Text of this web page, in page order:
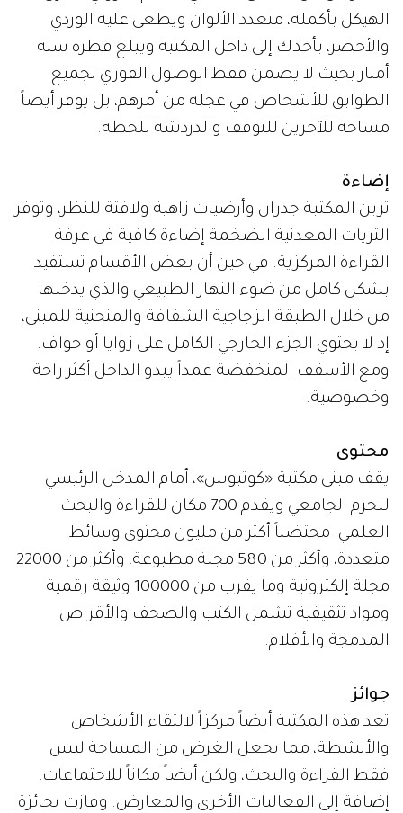
الهيكل بأكمله، متعدد الألوان ويطغى عليه الوردي
والأخضر، يأخذك إلى داخل المكتبة ويبلغ قطره ستة
أمتار بحيث لا يضمن فقط الوصول الفوري لجميع
الطوابق للأشخاص في عجلة من أمرهم، بل يوفر أيضاً
مساحة للآخرين للتوقف والدردشة للحظة.
إضاءة
تزين المكتبة جدران وأرضيات زاهية ولافتة للنظر، وتوفر
الثريات المعدنية الضخمة إضاءة كافية في غرفة
القراءة المركزية. في حين أن بعض الأقسام تستفيد
بشكل كامل من ضوء النهار الطبيعي والذي يدخلها
من خلال الطبقة الزجاجية الشفافة والمنحنية للمبنى،
إذ لا يحتوي الجزء الخارجي الكامل على زوايا أو حواف.
ومع الأسقف المنخفضة عمداً يبدو الداخل أكثر راحة
وخصوصية.
محتوى
يقف مبنى مكتبة «كوتبوس»، أمام المدخل الرئيسي
للحرم الجامعي ويقدم 700 مكان للقراءة والبحث
العلمي. محتضناً أكثر من مليون محتوى وسائط
متعددة، وأكثر من 580 مجلة مطبوعة، وأكثر من 22000
مجلة إلكترونية وما يقرب من 100000 وثيقة رقمية
ومواد تثقيفية تشمل الكتب والصحف والأقراص
المدمجة والأفلام.
جوائز
تعد هذه المكتبة أيضاً مركزاً لالتقاء الأشخاص
والأنشطة، مما يجعل الغرض من المساحة ليس
فقط القراءة والبحث، ولكن أيضاً مكاناً للاجتماعات،
إضافة إلى الفعاليات الأخرى والمعارض. وفازت بجائزة